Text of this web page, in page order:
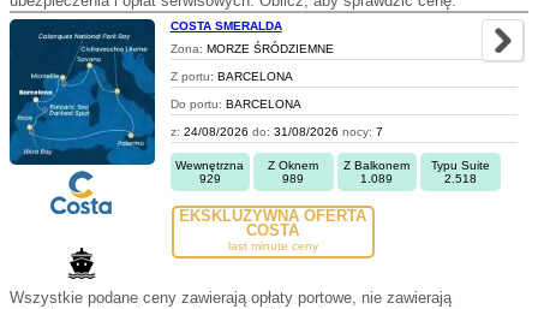
COSTA SMERALDA
Zona: MORZE ŚRÓDZIEMNE
Z portu: BARCELONA
Do portu: BARCELONA
z: 24/08/2026 do: 31/08/2026 nocy: 7
Wewnętrzna
929
Z Oknem
989
Z Balkonem
1.089
Typu Suite
2.518
EKSKLUZYWNA OFERTA
COSTA
last minute ceny
Wszystkie podane ceny zawierają opłaty portowe, nie zawierają